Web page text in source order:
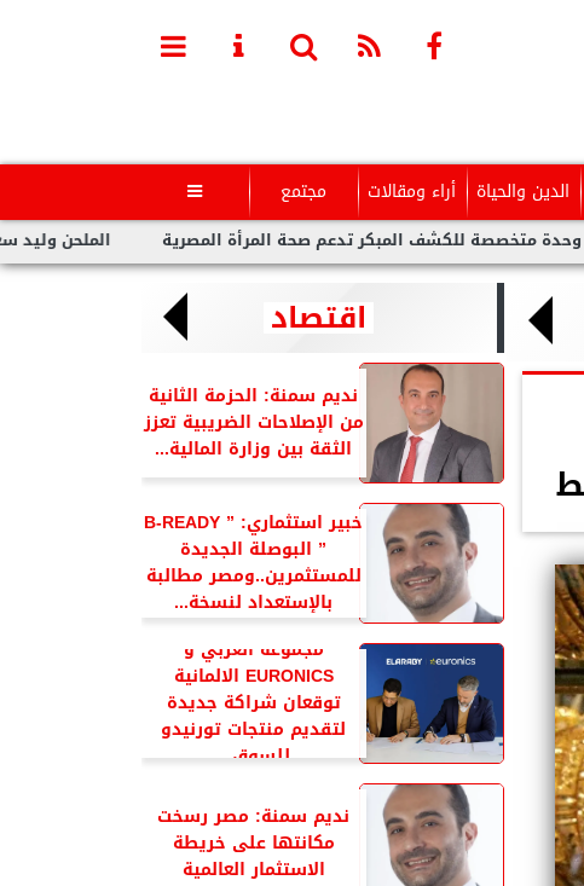
الدين والحياة أراء ومقالات مجتمع 
الملحن وليد سعد : أزمة للكشف المبكر تدعم صحة المرأة المصرية
اقتصاد
نديم سمنة: الحزمة الثانية
من الإصلاحات الضريبية تعزز
الثقة بين وزارة المالية...
خبير استثماري: ” B-READY
” البوصلة الجديدة
للمستثمرين..ومصر مطالبة
بالإستعداد لنسخة...
مجموعة العربي و
EURONICS الالمانية
توقعان شراكة جديدة
لتقديم منتجات تورنيدو
للسوق...
نديم سمنة: مصر رسخت
مكانتها على خريطة
الاستثمار العالمية